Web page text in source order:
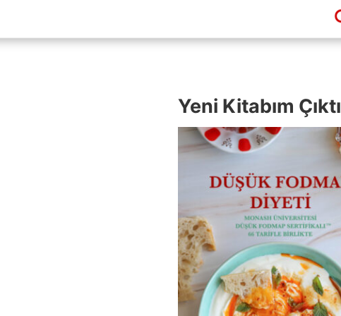
Yeni Kitabım Çıktı